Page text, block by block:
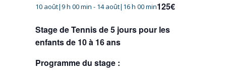
10 août|9 h 00 min - 14 août|16 h 00 min125€
Stage de Tennis de 5 jours pour les
enfants de 10 à 16 ans
Programme du stage :